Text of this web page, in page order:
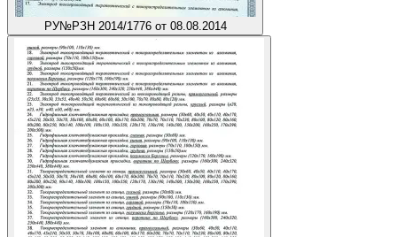
РУ№РЗН 2014/1776 от 08.08.2014